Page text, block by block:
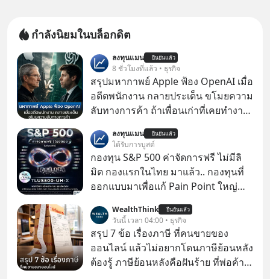
กำลังนิยมในบล็อกดิต
ลงทุนแมน ยืนยันแล้ว
8 ชั่วโมงที่แล้ว • ธุรกิจ
สรุปมหากาพย์ Apple ฟ้อง OpenAI เมื่อ
อดีตพนักงาน กลายประเด็น ขโมยความ
ลับทางการค้า ถ้าเพื่อนเก่าที่เคยทำงาน
เก่าที่เขาเคยทำไว้ ตอนยังอยู่บริษัท
เดียวกัน
ลงทุนแมน ยืนยันแล้ว
ได้รับการบูสต์
กองทุน S&P 500 ค่าจัดการฟรี ไม่มีลิ
มิต กองแรกในไทย มาแล้ว.. กองทุนที่
ออกแบบมาเพื่อแก้ Pain Point ใหญ่
WealthThink ยืนยันแล้ว
วันนี้ เวลา 04:00 • ธุรกิจ
สรุป 7 ข้อ เรื่องภาษี ที่คนขายของ
ออนไลน์ แล้วไม่อยากโดนภาษีย้อนหลัง
ต้องรู้ ภาษีย้อนหลังคือฝันร้าย ที่พ่อค้า